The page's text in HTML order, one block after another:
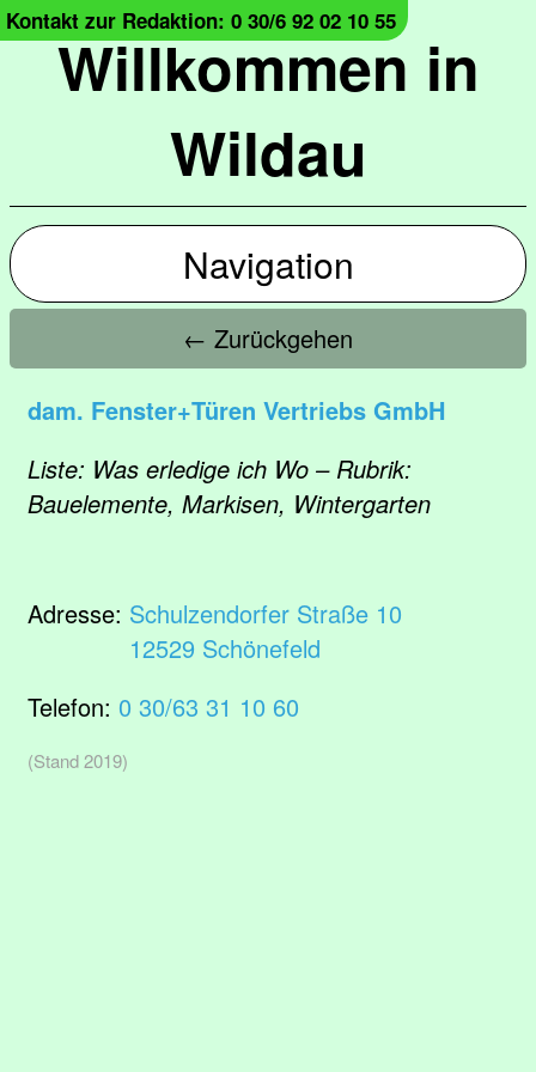
Willkommen in
Wildau
Kontakt zur Redaktion: 0 30/6 92 02 10 55
Navigation
← Zurückgehen
dam. Fenster+Türen Vertriebs GmbH
Liste: Was erledige ich Wo – Rubrik:
Bauelemente, Markisen, Wintergarten
Adresse: Schulzendorfer Straße 10
12529 Schönefeld
Telefon: 0 30/63 31 10 60
(Stand 2019)